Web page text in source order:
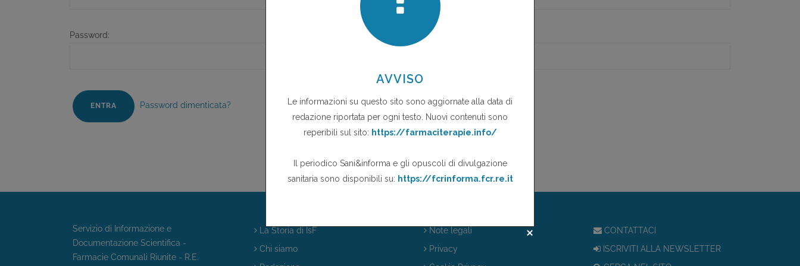
Password:
Password dimenticata?
Servizio di Informazione e
Documentazione Scientifica -
Farmacie Comunali Riunite - R.E.
La Storia di IsF
Chi siamo
Note legali
Privacy
CONTATTACI
ISCRIVITI ALLA NEWSLETTER